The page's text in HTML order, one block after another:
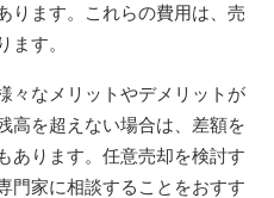
ります。これらの費用は、売
ます。
々なメリットやデメリットが
高を超えない場合は、差額を
あります。任意売却を検討す
門家に相談することをおすす